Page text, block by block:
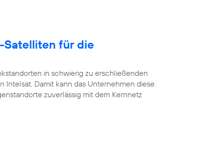
für die
in schwierig zu erschließenden
Damit kann das Unternehmen diese
zuverlässig mit dem Kernnetz